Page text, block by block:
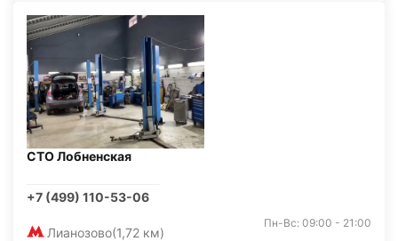
СТО Лобненская
+7 (499) 110-53-06
Лианозово(1,72 км)
Пн-Вс: 09:00 - 21:00